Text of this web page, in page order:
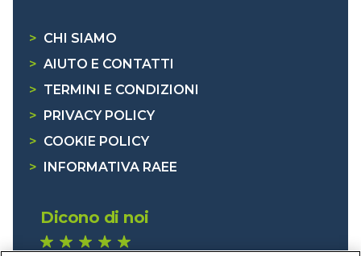
> CHI SIAMO
> AIUTO E CONTATTI
> TERMINI E CONDIZIONI
> PRIVACY POLICY
> COOKIE POLICY
> INFORMATIVA RAEE
Dicono di noi